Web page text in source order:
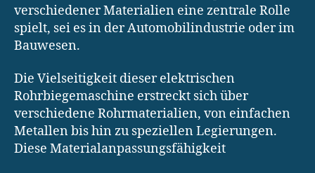
verschiedener Materialien eine zentrale Rolle
spielt, sei es in der Automobilindustrie oder im
Bauwesen.
Die Vielseitigkeit dieser elektrischen
Rohrbiegemaschine erstreckt sich über
verschiedene Rohrmaterialien, von einfachen
Metallen bis hin zu speziellen Legierungen.
Diese Materialanpassungsfähigkeit